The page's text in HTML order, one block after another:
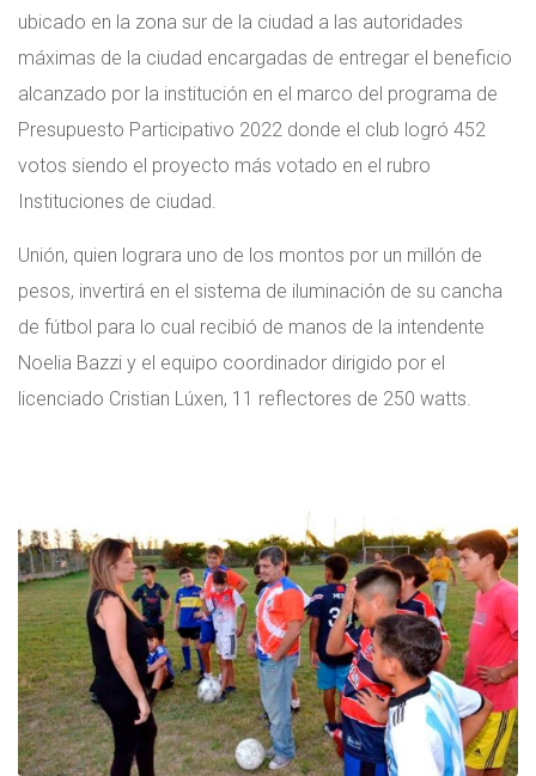
ubicado en la zona sur de la ciudad a las autoridades
máximas de la ciudad encargadas de entregar el beneficio
alcanzado por la institución en el marco del programa de
Presupuesto Participativo 2022 donde el club logró 452
votos siendo el proyecto más votado en el rubro
Instituciones de ciudad.
Unión, quien lograra uno de los montos por un millón de
pesos, invertirá en el sistema de iluminación de su cancha
de fútbol para lo cual recibió de manos de la intendente
Noelia Bazzi y el equipo coordinador dirigido por el
licenciado Cristian Lúxen, 11 reflectores de 250 watts.